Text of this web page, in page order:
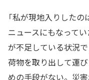
「私が現地入りした
ニュースにもなって
が不足している状況
荷物を取り出して運
めの手段がない。災